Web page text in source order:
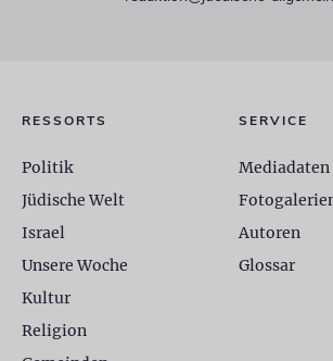
RESSORTS
Politik
Jüdische Welt
Israel
Unsere Woche
Kultur
Religion
SERVICE
Mediadaten
Autoren
Glossar